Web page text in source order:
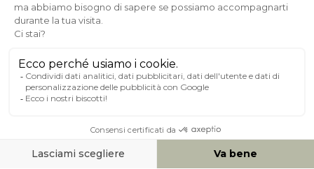
Pagamento sicuro
A PROPOSITO DI MILIBOO
AIUTO & CONTATTO